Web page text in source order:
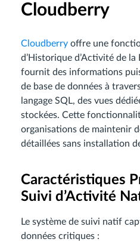
Cloudberry
Cloudberry offre une
d’Historique d’Activité de la
fournit des informations
de base de données à
langage SQL, des vues
stockées. Cette
organisations de maintenir
détaillées sans installation
Caractéristiques
Suivi d’Activité
Le système de suivi natif
données critiques :